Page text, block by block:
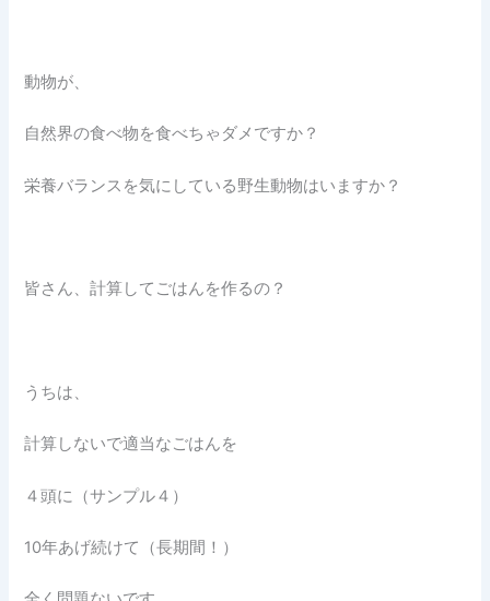
動物が、
自然界の食べ物を食べちゃダメですか？
栄養バランスを気にしている野生動物はいますか？
皆さん、計算してごはんを作るの？
うちは、
計算しないで適当なごはんを
４頭に（サンプル４）
10年あげ続けて（長期間！）